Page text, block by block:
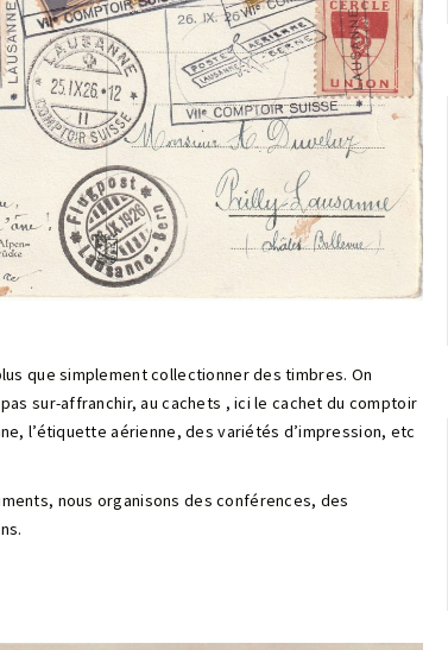
que simplement collectionner des timbres. On
sur-affranchir, au cachets , ici le cachet du comptoir
l’étiquette aérienne, des variétés d’impression, etc
nous organisons des conférences, des